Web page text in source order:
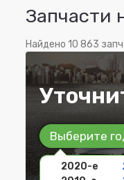
Запчасти
Найдено 10 863
Выберите
2020-е